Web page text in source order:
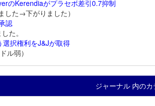
のKerendiaがプラセボ差引0.7抑制
した→下がりました）
認
た。
択権利をJ&Jが取得
ル弱）
ジャーナル 内のカ